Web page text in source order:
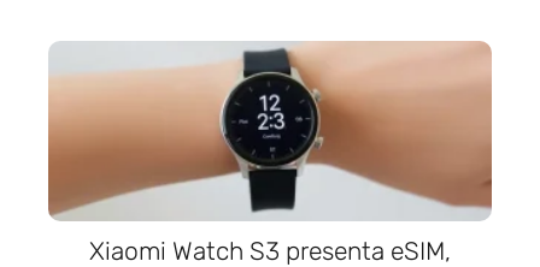
Xiaomi Watch S3 presenta eSIM,